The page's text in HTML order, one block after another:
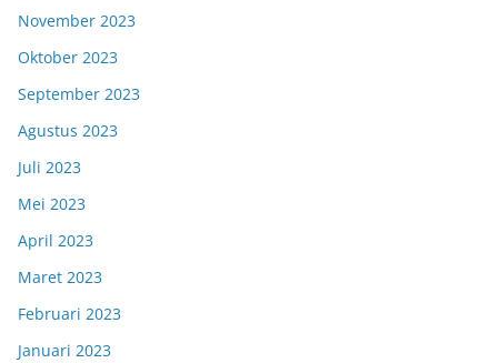
November 2023
Oktober 2023
September 2023
Agustus 2023
Juli 2023
Mei 2023
April 2023
Maret 2023
Februari 2023
Januari 2023